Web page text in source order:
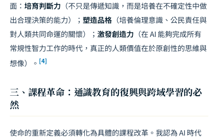
面： 培育判斷力 （不只是傳遞知識，而是培養在不確定性中做
出合理決策的能力）； 塑造品格 （培養倫理意識、公民責任與
對人類共同命運的關懷）； 激發創造力 （在 AI 能夠完成所有
常規性智力工作的時代，真正的人類價值在於原創性的思維與
想像）。 [4]
三、課程革命：通識教育的復興與跨域學習的必
然
使命的重新定義必須轉化為具體的課程改革。我認為 AI 時代